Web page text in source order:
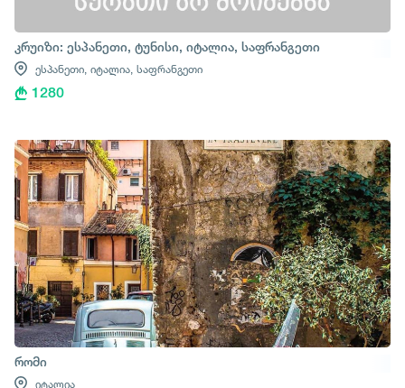
კრუიზი: ესპანეთი, ტუნისი, იტალია, საფრანგეთი
ესპანეთი, იტალია, საფრანგეთი
1280
რომი
იტალია